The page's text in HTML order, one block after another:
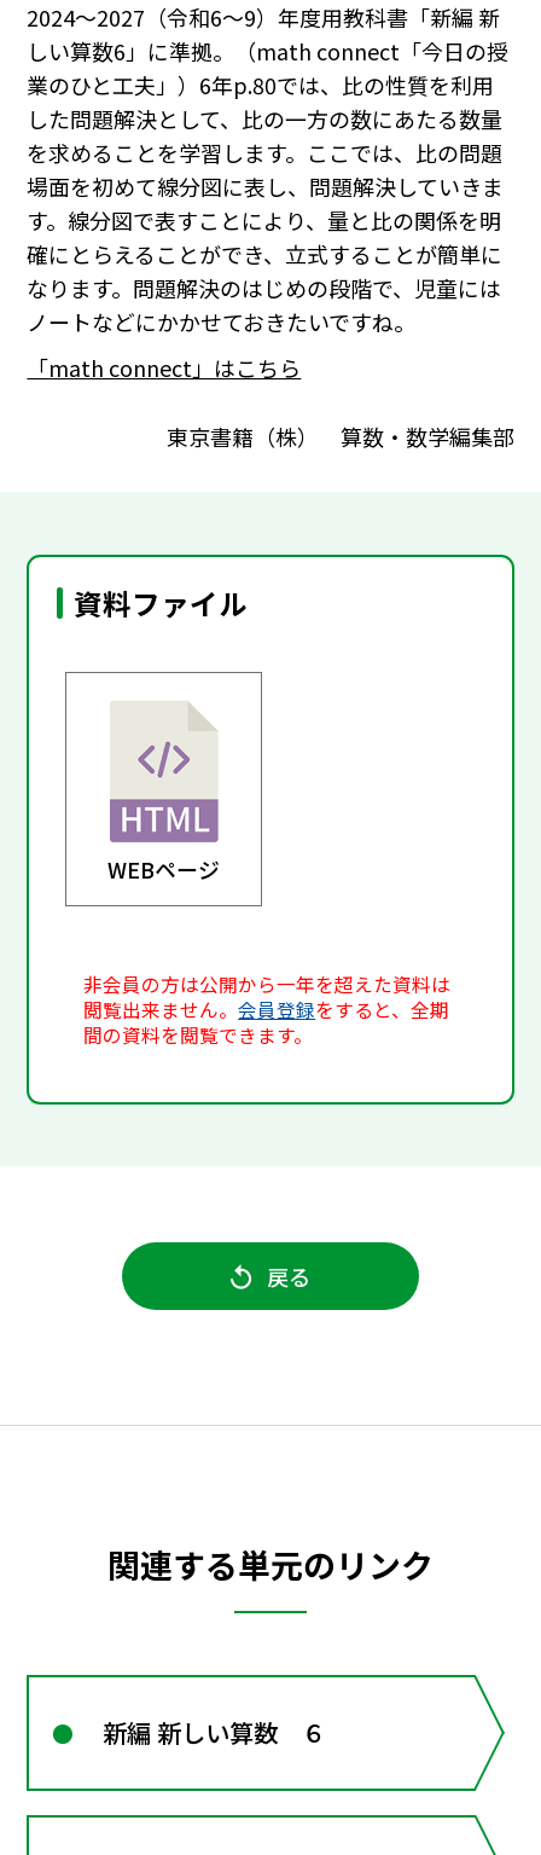
2024～2027（令和6～9）年度用教科書「新編 新
しい算数6」に準拠。（math connect「今日の授
業のひと工夫」）6年p.80では、比の性質を利用
した問題解決として、比の一方の数にあたる数量
を求めることを学習します。ここでは、比の問題
場面を初めて線分図に表し、問題解決していきま
す。線分図で表すことにより、量と比の関係を明
確にとらえることができ、立式することが簡単に
なります。問題解決のはじめの段階で、児童には
ノートなどにかかせておきたいですね。
「math connect」はこちら
東京書籍（株） 算数・数学編集部
資料ファイル
WEBページ
非会員の方は公開から一年を超えた資料は
閲覧出来ません。会員登録をすると、全期
間の資料を閲覧できます。
戻る
関連する単元のリンク
新編 新しい算数 ６